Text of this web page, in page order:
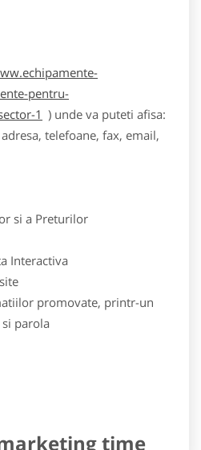
pentru-
1 ) unde va puteti afisa:
telefoane, fax, email,
si a Preturilor
Interactiva
promovate, printr-un
parola
time